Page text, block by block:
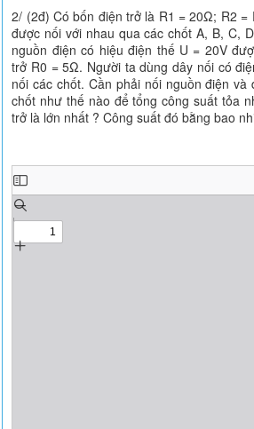
2/ (2đ) Có bốn điện trở là R1 = 20Ω; R2
được nối với nhau qua các chốt A, B, C,
nguồn điện có hiệu điện thế U = 20V
trở R0 = 5Ω. Người ta dùng dây nối có
nối các chốt. Cần phải nối nguồn điện
chốt như thế nào để tổng công suất tỏa
trở là lớn nhất ? Công suất đó bằng bao